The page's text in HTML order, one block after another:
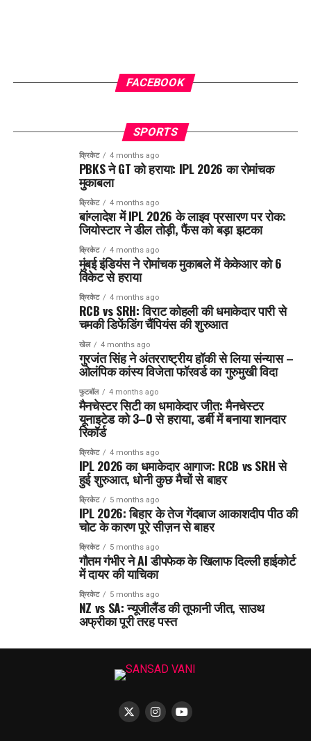
FACEBOOK
SPORTS
क्रिकेट 4 months ago
PBKS ने GT को हराया: IPL 2026 का रोमांचक
मुकाबला
क्रिकेट 4 months ago
बांग्लादेश में IPL 2026 के लाइव प्रसारण पर रोक:
जियोस्टार ने डील तोड़ी, फैंस को बड़ा झटका
क्रिकेट 4 months ago
मुंबई इंडियंस ने रोमांचक मुकाबले में केकेआर को 6
विकेट से हराया
क्रिकेट 4 months ago
RCB vs SRH: विराट कोहली की धमाकेदार पारी से
चमकी डिफेंडिंग चैंपियंस की शुरुआत
खेल 4 months ago
गुरजंत सिंह ने अंतरराष्ट्रीय हॉकी से लिया संन्यास –
ओलंपिक कांस्य विजेता फॉरवर्ड का गुरुमुखी विदा
फुटबॉल 4 months ago
मैनचेस्टर सिटी का धमाकेदार जीत: मैनचेस्टर
यूनाइटेड को 3–0 से हराया, डर्बी में बनाया शानदार
रिकॉर्ड
क्रिकेट 4 months ago
IPL 2026 का धमाकेदार आगाज: RCB vs SRH से
हुई शुरुआत, धोनी कुछ मैचों से बाहर
क्रिकेट 5 months ago
IPL 2026: बिहार के तेज गेंदबाज आकाशदीप पीठ की
चोट के कारण पूरे सीज़न से बाहर
क्रिकेट 5 months ago
गौतम गंभीर ने AI डीपफेक के खिलाफ दिल्ली हाईकोर्ट
में दायर की याचिका
क्रिकेट 5 months ago
NZ vs SA: न्यूजीलैंड की तूफानी जीत, साउथ
अफ्रीका पूरी तरह पस्त